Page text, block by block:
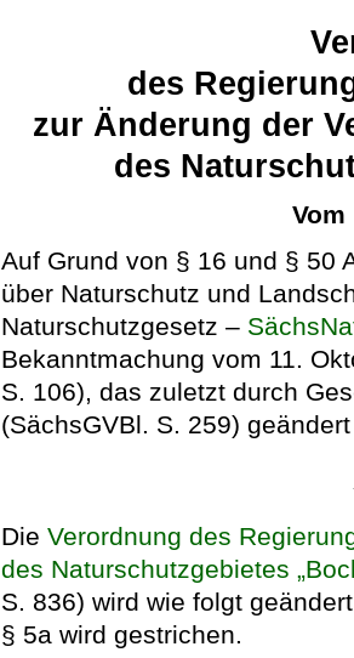
des
zur Änderung der
des
Vom
Auf Grund von § 16 und § 50
über Naturschutz und
Naturschutzgesetz –
Bekanntmachung vom 11.
S. 106), das zuletzt durch
(SächsGVBl. S. 259)
DieVerordnung des
des Naturschutzgebietes
S. 836) wird wie folgt
§ 5a wird gestrichen.